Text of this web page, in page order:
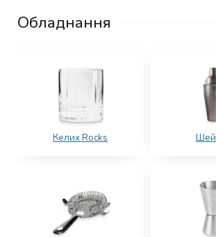
Обладнання
Келих Rocks